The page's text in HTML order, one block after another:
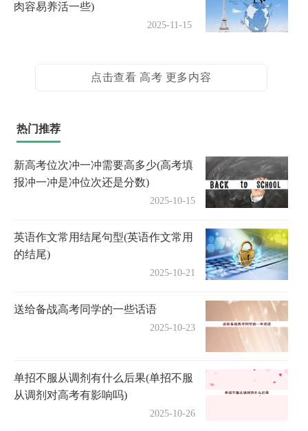
肉容易养活一些)
2025-11-15
点击查看 高考 更多内容
热门推荐
新高考位次冲一冲需要高多少(高考填
报冲一冲是冲位次还是分数)
2025-10-15
英语作文常用结尾句型(英语作文常用
的结尾)
2025-10-21
送给备战高考同学的一些话语
2025-10-23
单招不服从调剂有什么后果(单招不服
从调剂对高考有影响吗)
2025-10-26